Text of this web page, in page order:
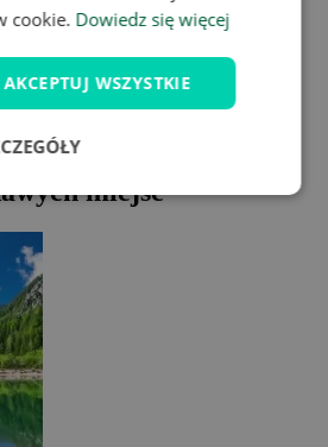
Propozycje
miejsc
cookie. Dowiedz się więcej
AKCEPTUJ WSZYSTKIE